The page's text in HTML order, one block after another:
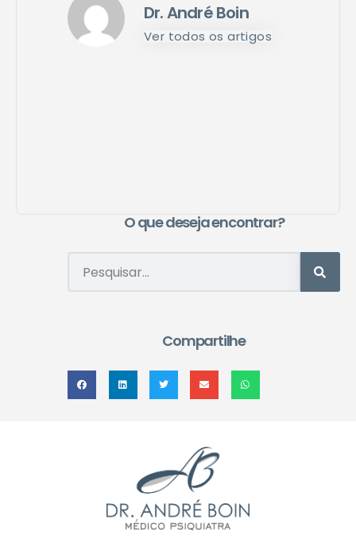
Dr. André Boin
Ver todos os artigos
O que deseja encontrar?
Compartilhe